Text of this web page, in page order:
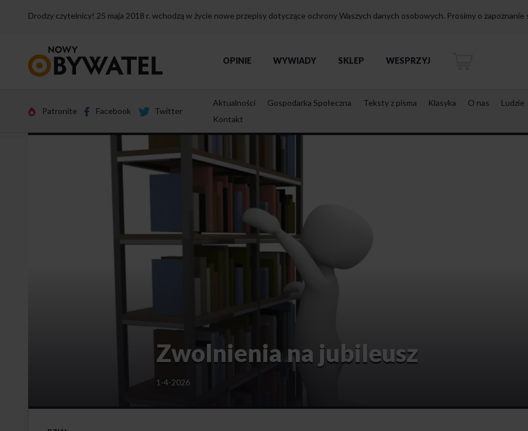
Drodzy czytelnicy! 25 maja 2018 r. wchodzą w życie nowe przepisy dotyczące ochrony Waszych danych osobowych. Prosimy o zapoznanie
strony
OPINIE WYWIADY SKLEP WESPRZYJ
Patronite Facebook Twitter
Aktualności Gospodarka Społeczna Teksty z pisma Klasyka O nas
Ludzie
Kontakt
Zwolnienia na jubileusz
1-4-2026